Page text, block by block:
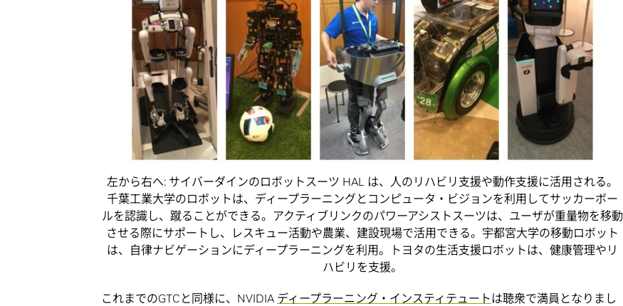
左から右へ: サイバーダインのロボットスーツ HAL は、人のリハビリ支援や動作支援に活用される。
千葉工業大学のロボットは、ディープラーニングとコンピュータ・ビジョンを利用してサッカーボー
ルを認識し、蹴ることができる。アクティブリンクのパワーアシストスーツは、ユーザが重量物を移動
させる際にサポートし、レスキュー活動や農業、建設現場で活用できる。宇都宮大学の移動ロボット
は、自律ナビゲーションにディープラーニングを利用。トヨタの生活支援ロボットは、健康管理やリ
ハビリを支援。
これまでのGTCと同様に、NVIDIA ディープラーニング・インスティテュート は聴衆で満員となりまし